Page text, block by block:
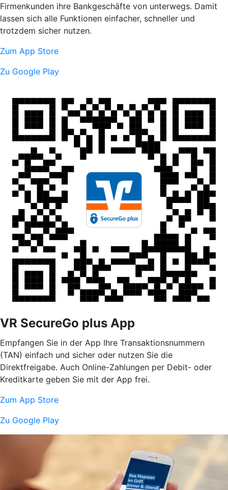
Firmenkunden ihre Bankgeschäfte von unterwegs. Damit
lassen sich alle Funktionen einfacher, schneller und
trotzdem sicher nutzen.
Zum App Store
Zu Google Play
VR SecureGo plus App
Empfangen Sie in der App Ihre Transaktionsnummern
(TAN) einfach und sicher oder nutzen Sie die
Direktfreigabe. Auch Online-Zahlungen per Debit- oder
Kreditkarte geben Sie mit der App frei.
Zum App Store
Zu Google Play